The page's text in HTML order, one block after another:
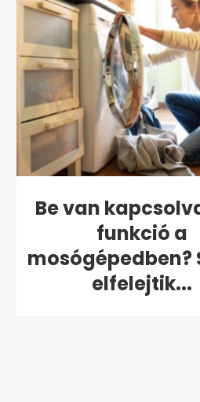
Be van
funkció a
mosógépedben?
elfelejtik...